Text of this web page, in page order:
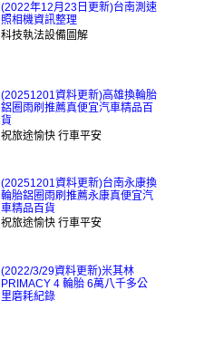
(2022年12月23日更新)台南測速
照相機資訊整理
科技執法設備圖解
(20251201資料更新)高雄換輪胎
鋁圈雨刷推薦真便宜汽車精品百
貨
祝旅途愉快 行車平安
(20251201資料更新)台南永康換
輪胎鋁圈雨刷推薦永康真便宜汽
車精品百貨
祝旅途愉快 行車平安
(2022/3/29資料更新)米其林
PRIMACY 4 輪胎 6萬八千多公
里磨耗紀錄